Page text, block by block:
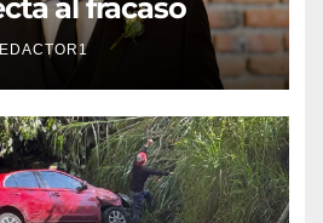
al fracaso